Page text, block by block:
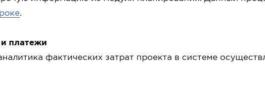
.
платежи
фактических затрат проекта в системе